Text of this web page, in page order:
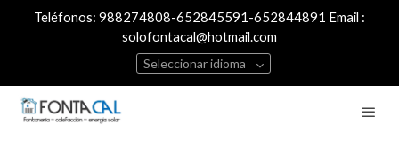
Teléfonos: 988274808-652845591-652844891 Email :
solofontacal@hotmail.com
Seleccionar idioma